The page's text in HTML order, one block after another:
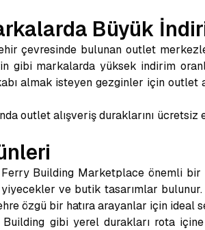
Büyük
çevresinde bulunan outlet
gibi markalarda yüksek indirim
almak isteyen gezginler için outlet
outlet alışveriş duraklarını
Building Marketplace önemli bir
ve butik tasarımlar bulunur.
özgü bir hatıra arayanlar için ideal
Building gibi yerel durakları rota